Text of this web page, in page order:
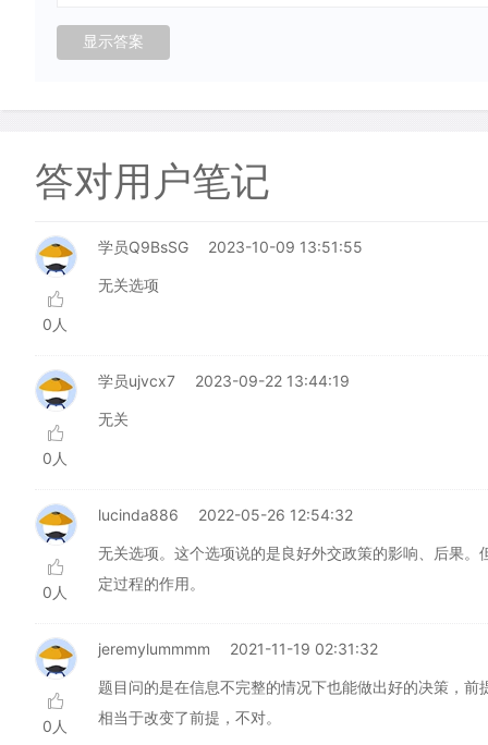
答对用户笔记
0人
学员Q9BsSG 2023-10-09 13:51:55
无关选项
0人
学员ujvcx7 2023-09-22 13:44:19
无关
0人
lucinda886 2022-05-26 12:54:32
无关选项。这个选项说的是良好外交政策的影响、后果
定过程的作用。
0人
jeremylummmm 2021-11-19 02:31:32
题目问的是在信息不完整的情况下也能做出好的决策，
相当于改变了前提，不对。